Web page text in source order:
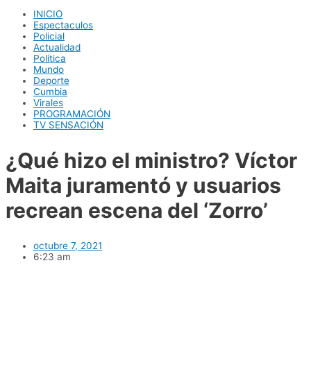
INICIO
Espectaculos
Policial
Actualidad
Politica
Mundo
Deporte
Cumbia
Virales
PROGRAMACIÓN
TV SENSACIÓN
¿Qué hizo el ministro? Víctor
Maita juramentó y usuarios
recrean escena del ‘Zorro’
octubre 7, 2021
6:23 am